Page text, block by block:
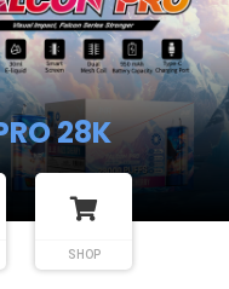
MAX
SHOP